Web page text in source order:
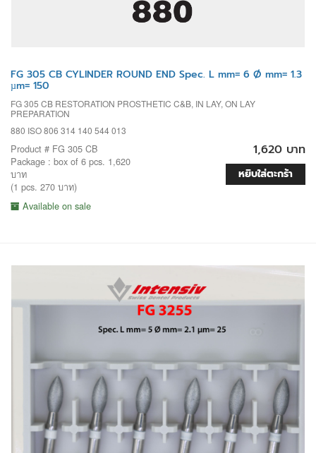
FG 305 CB CYLINDER ROUND END Spec. L mm= 6 Ø mm= 1.3
µm= 150
FG 305 CB RESTORATION PROSTHETIC C&B, IN LAY, ON LAY
PREPARATION
880 ISO 806 314 140 544 013
Product # FG 305 CB
Package : box of 6 pcs. 1,620
บาท
(1 pcs. 270 บาท)
Available on sale
1,620 บาท
หยิบใส่ตะกร้า